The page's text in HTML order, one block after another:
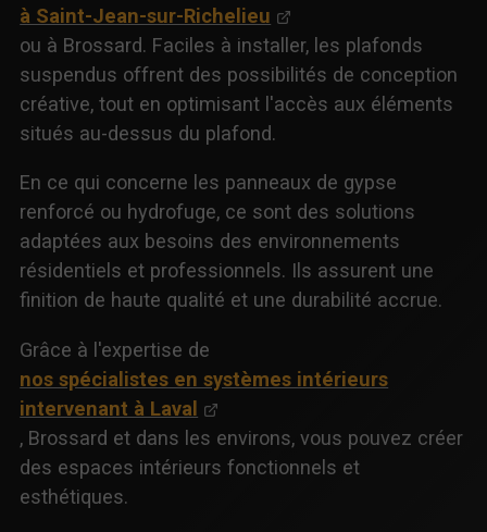
à Saint-Jean-sur-Richelieu
ou à Brossard. Faciles à installer, les plafonds
suspendus offrent des possibilités de conception
créative, tout en optimisant l'accès aux éléments
situés au-dessus du plafond.
En ce qui concerne les panneaux de gypse
renforcé ou hydrofuge, ce sont des solutions
adaptées aux besoins des environnements
résidentiels et professionnels. Ils assurent une
finition de haute qualité et une durabilité accrue.
Grâce à l'expertise de
nos spécialistes en systèmes intérieurs
intervenant à Laval
, Brossard et dans les environs, vous pouvez créer
des espaces intérieurs fonctionnels et
esthétiques.